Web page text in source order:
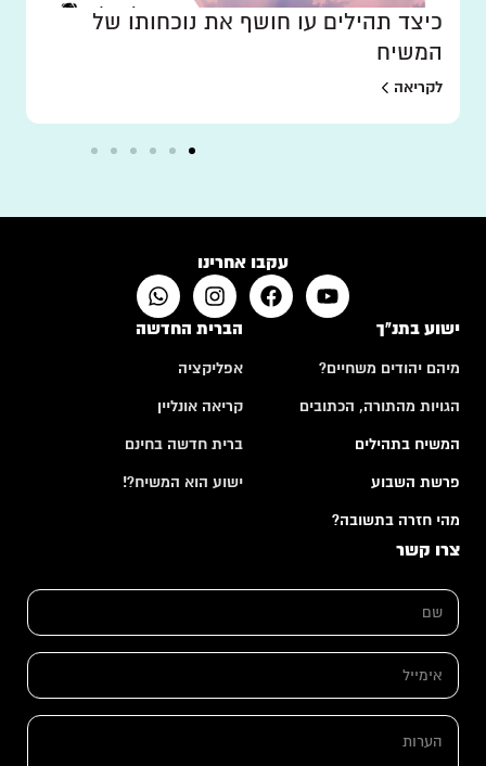
כיצד תהילים עו חושף את נוכחותו של
המשיח
לקריאה
עקבו אחרינו
ישוע בתנ"ך
מיהם יהודים משחיים?
הגויות מהתורה, הכתובים
המשיח בתהילים
פרשת השבוע
מהי חזרה בתשובה?
הברית החדשה
אפליקציה
קריאה אונליין
ברית חדשה בחינם
ישוע הוא המשיח?!
צרו קשר
י
י
ה
ר
ש
*
א
מ
י
ה